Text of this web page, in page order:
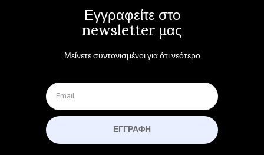
Εγγραφείτε στο
newsletter μας
Μείνετε συντονισμένοι για ότι νεότερο
ΕΓΓΡΑΦΉ